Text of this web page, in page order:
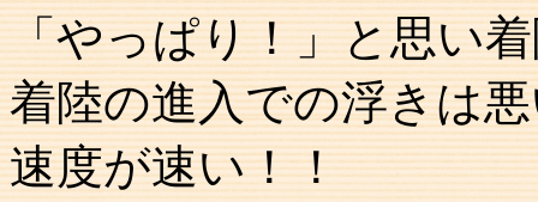
「やっぱり！」と思い
着陸の進入での浮きは
速度が速い！！